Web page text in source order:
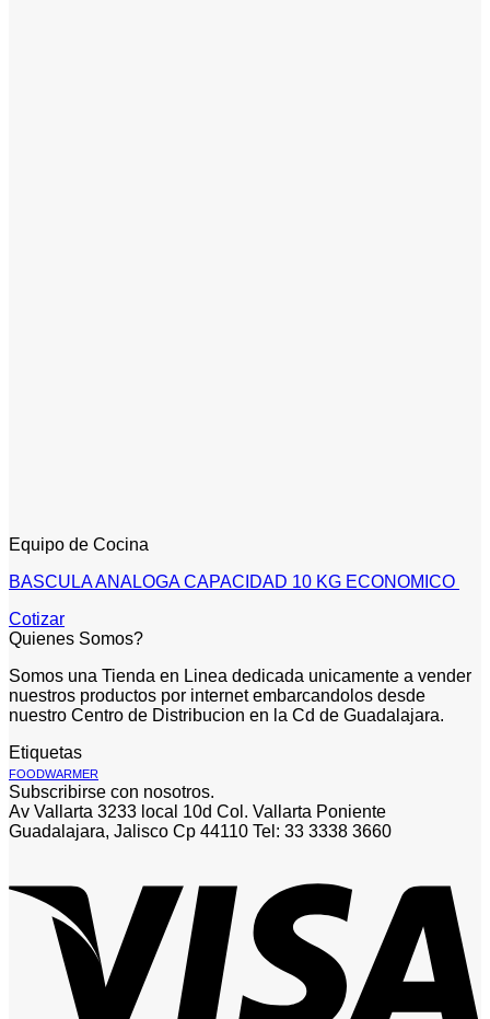
Equipo de Cocina
BASCULA ANALOGA CAPACIDAD 10 KG ECONOMICO
Cotizar
Quienes Somos?
Somos una Tienda en Linea dedicada unicamente a vender
nuestros productos por internet embarcandolos desde
nuestro Centro de Distribucion en la Cd de Guadalajara.
Etiquetas
FOODWARMER
Subscribirse con nosotros.
Av Vallarta 3233 local 10d Col. Vallarta Poniente
Guadalajara, Jalisco Cp 44110 Tel: 33 3338 3660